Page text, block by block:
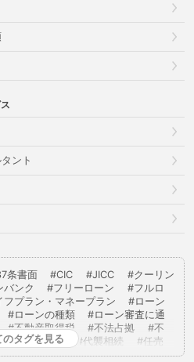
ント
条書面 CIC JICC
クーリン
バンク フリーローン
フルロ
フプラン・マネープラン
ローン
ローンの種類
ローン審査に通
不動産取得税 不法占拠
不
済 代理人 代襲相続
任売
住居専用地域 住宅ローン
住
のタグを見る